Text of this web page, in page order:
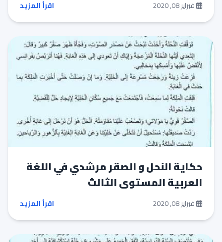
فبراير 08, 2020 اقرأ المزيد
حكاية النحل و الصقر مرشدي في اللغة
العربية المستوى الثالث
فبراير 08, 2020 اقرأ المزيد